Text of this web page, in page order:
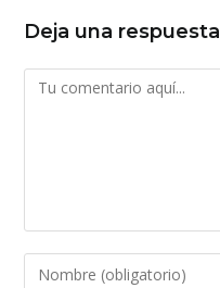
Deja una respuesta
Comentario
Introduce